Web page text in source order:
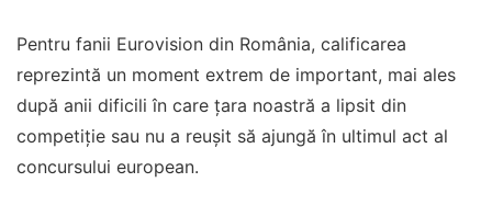
Pentru fanii Eurovision din România, calificarea
reprezintă un moment extrem de important, mai ales
după anii dificili în care țara noastră a lipsit din
competiție sau nu a reușit să ajungă în ultimul act al
concursului european.